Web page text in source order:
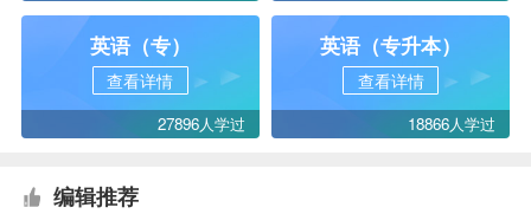
英语（专）
查看详情
27896人学过
英语（专升本）
查看详情
18866人学过
编辑推荐